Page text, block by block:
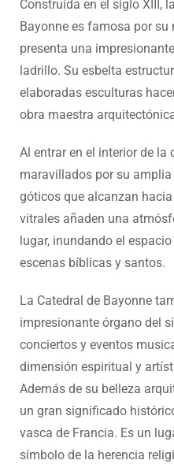
Construida en el siglo XIII,
Bayonne es famosa por
presenta una
ladrillo. Su esbelta
elaboradas esculturas
obra maestra
Al entrar en el interior de la
maravillados por su
góticos que alcanzan
vitrales añaden una
lugar, inundando el
escenas bíblicas y santos.
La Catedral de Bayonne
impresionante órgano del
conciertos y eventos
dimensión espiritual y
Además de su belleza
un gran significado
vasca de Francia. Es un
símbolo de la herencia